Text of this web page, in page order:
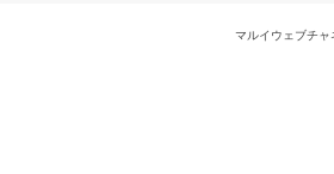
マルイウェブチャ